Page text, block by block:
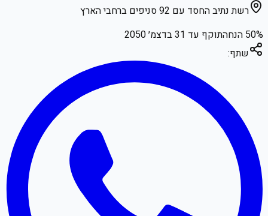
רשת נתיב החסד עם 92 סניפים ברחבי הארץ
50% הנחה תוקף עד 31 בדצמ׳ 2050
שתף: